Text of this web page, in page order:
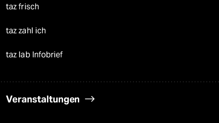
taz frisch
taz zahl ich
taz lab Infobrief
Veranstaltungen